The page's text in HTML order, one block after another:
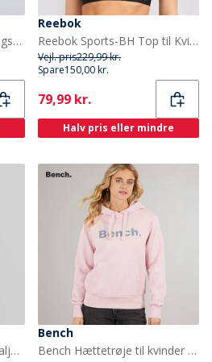
Bench Dame Siloh Træningstøj Khaki Ash
Reebok
Reebok Sports-BH Top til Kvinder Steffi Sort
Vejl. pris229,99 kr.
Spare150,00 kr.
Current
79,99 kr.
Halv pris eller mindre
Ellesse Dame Deana Højtaljede Stramme Leggings Dark Purple
Bench
Bench Hættetrøje til kvinder Lyserød